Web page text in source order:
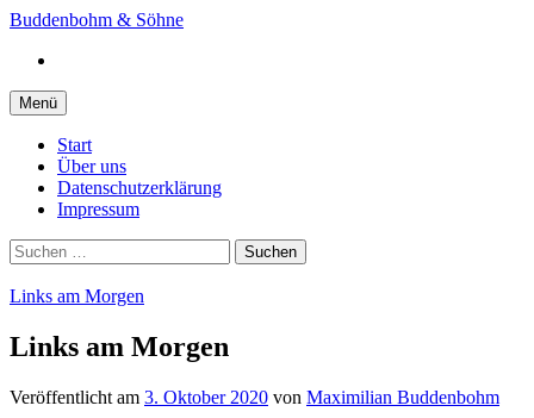
Springe
Inhalt
Buddenbohm & Söhne
Menü
Start
Über uns
Datenschutzerklärung
Impressum
Suchen
nach:
Links am Morgen
Links am Morgen
Veröffentlicht am 3. Oktober 2020 von Maximilian Buddenbohm